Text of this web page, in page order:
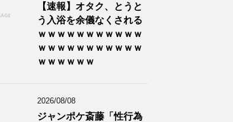
【速報】オタク、とうと
う入浴を余儀なくされる
ｗｗｗｗｗｗｗｗｗｗｗ
ｗｗｗｗｗｗｗｗｗｗｗ
ｗｗｗｗｗｗ
2026/08/08
ジャンポケ斎藤「性行為